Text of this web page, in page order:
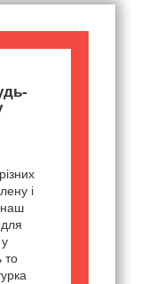
і
наш
то